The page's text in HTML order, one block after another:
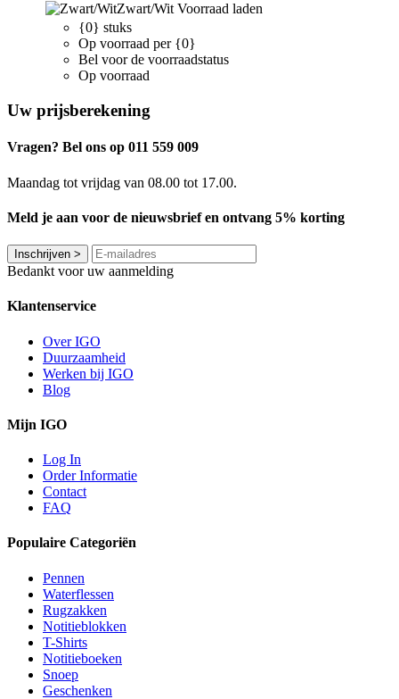
Zwart/Wit Voorraad laden
{0} stuks
Op voorraad per {0}
Bel voor de voorraadstatus
Op voorraad
Uw prijsberekening
Vragen? Bel ons op 011 559 009
Maandag tot vrijdag van 08.00 tot 17.00.
Meld je aan voor de nieuwsbrief en ontvang 5% korting
Inschrijven >
Bedankt voor uw aanmelding
Klantenservice
Over IGO
Duurzaamheid
Werken bij IGO
Blog
Mijn IGO
Log In
Order Informatie
Contact
FAQ
Populaire Categoriën
Pennen
Waterflessen
Rugzakken
Notitieblokken
T-Shirts
Notitieboeken
Snoep
Geschenken